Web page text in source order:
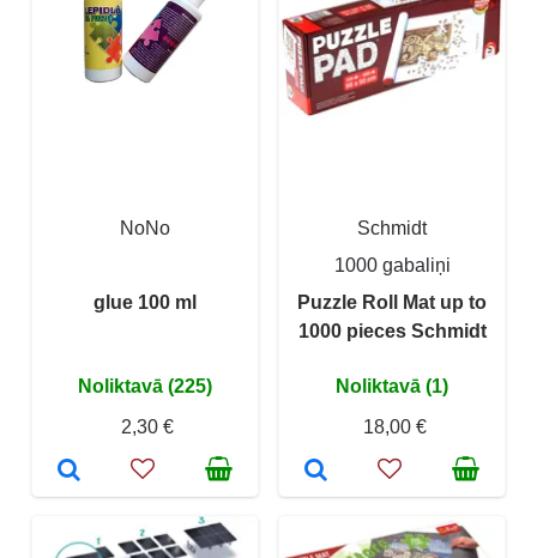
NoNo
glue 100 ml
Noliktavā (225)
2,30 €
Schmidt
1000 gabaliņi
Puzzle Roll Mat up to
1000 pieces Schmidt
Noliktavā (1)
18,00 €